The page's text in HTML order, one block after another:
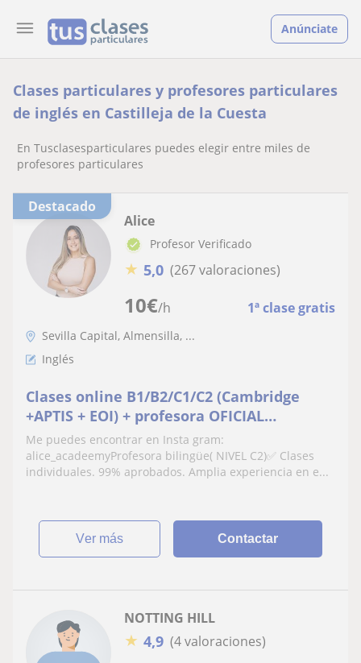
Anúnciate
Clases particulares y profesores particulares
de inglés en Castilleja de la Cuesta
En Tusclasesparticulares puedes elegir entre miles de
profesores particulares
Destacado
10€/h 1ª clase gratis
Alice
Profesor Verificado
★ 5,0 (267 valoraciones)
Sevilla Capital, Almensilla, ...
Inglés
Clases online B1/B2/C1/C2 (Cambridge
+APTIS + EOI) + profesora OFICIAL
✅MATERIAL INCLUIDO 📕📘
Me puedes encontrar en Insta gram:
alice_acadeemyProfesora bilingüe( NIVEL C2)✅ Clases
individuales. 99% aprobados. Amplia experiencia en e...
ver más Contactar
NOTTING HILL
★ 4,9 (4 valoraciones)